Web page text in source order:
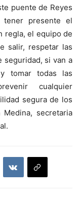
puente de Reyes
tener presente el
regla, el equipo de
salir, respetar las
seguridad, si van a
tomar todas las
cualquier
segura de los
secretaria